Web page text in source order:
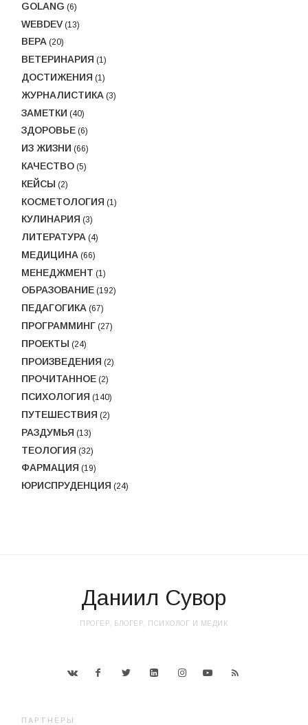
GOLANG (6)
WEBDEV (13)
ВЕРА (20)
ВЕТЕРИНАРИЯ (1)
ДОСТИЖЕНИЯ (1)
ЖУРНАЛИСТИКА (3)
ЗАМЕТКИ (40)
ЗДОРОВЬЕ (6)
ИЗ ЖИЗНИ (66)
КАЧЕСТВО (5)
КЕЙСЫ (2)
КОСМЕТОЛОГИЯ (1)
КУЛИНАРИЯ (3)
ЛИТЕРАТУРА (4)
МЕДИЦИНА (66)
МЕНЕДЖМЕНТ (1)
ОБРАЗОВАНИЕ (192)
ПЕДАГОГИКА (67)
ПРОГРАММИНГ (27)
ПРОЕКТЫ (24)
ПРОИЗВЕДЕНИЯ (2)
ПРОЧИТАННОЕ (2)
ПСИХОЛОГИЯ (140)
ПУТЕШЕСТВИЯ (2)
РАЗДУМЬЯ (13)
ТЕОЛОГИЯ (32)
ФАРМАЦИЯ (19)
ЮРИСПРУДЕНЦИЯ (24)
Даниил Сувор
ПРОГЕР, БЛОГЕР, ПСИХОЛОГ И МЕДИК
ПАРТНЕРЫ